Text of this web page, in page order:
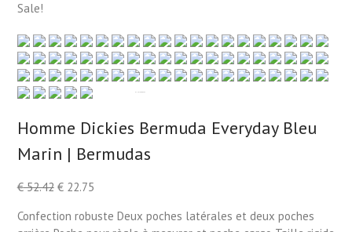
Sale!
Homme Dickies Bermuda Everyday Bleu
Marin | Bermudas
€52.42 €22.75
Confection robuste Deux poches latérales et deux poches